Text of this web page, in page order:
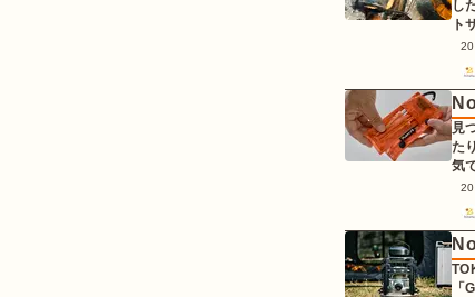
し
ト
プ
見
た
気